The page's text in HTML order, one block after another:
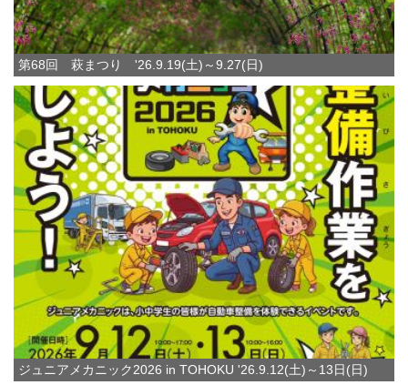
第68回 萩まつり '26.9.19(土)～9.27(日)
ジュニアメカニック2026 in TOHOKU '26.9.12(土)～13日(日)